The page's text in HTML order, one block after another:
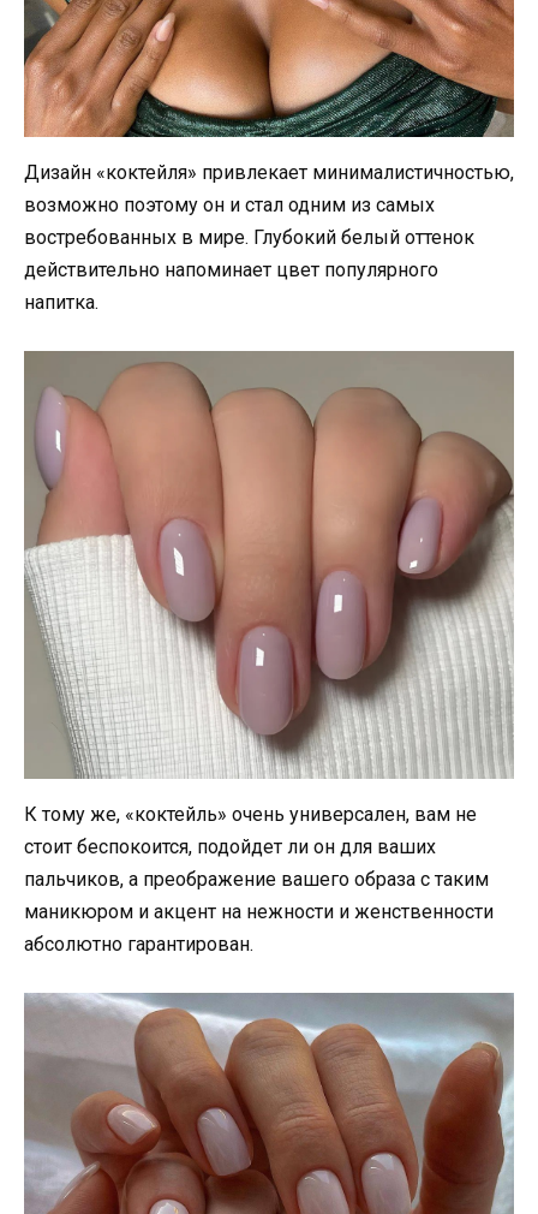
Дизайн «коктейля» привлекает минималистичностью,
возможно поэтому он и стал одним из самых
востребованных в мире. Глубокий белый оттенок
действительно напоминает цвет популярного
напитка.
К тому же, «коктейль» очень универсален, вам не
стоит беспокоится, подойдет ли он для ваших
пальчиков, а преображение вашего образа с таким
маникюром и акцент на нежности и женственности
абсолютно гарантирован.